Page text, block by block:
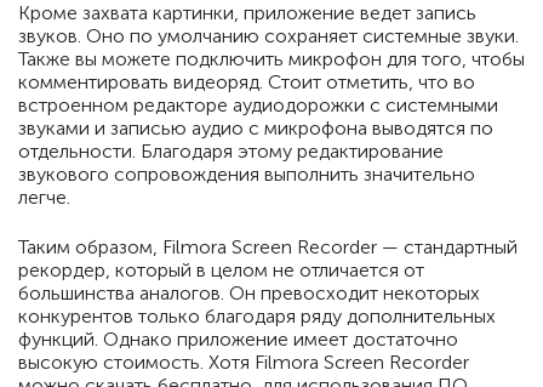
Кроме захвата картинки, приложение ведет запись
звуков. Оно по умолчанию сохраняет системные звуки.
Также вы можете подключить микрофон для того, чтобы
комментировать видеоряд. Стоит отметить, что во
встроенном редакторе аудиодорожки с системными
звуками и записью аудио с микрофона выводятся по
отдельности. Благодаря этому редактирование
звукового сопровождения выполнить значительно
легче.
Таким образом, Filmora Screen Recorder — стандартный
рекордер, который в целом не отличается от
большинства аналогов. Он превосходит некоторых
конкурентов только благодаря ряду дополнительных
функций. Однако приложение имеет достаточно
высокую стоимость. Хотя Filmora Screen Recorder